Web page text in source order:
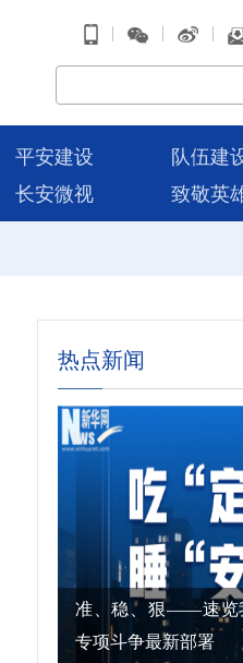
| | |
平安建设 队伍建
长安微视 致敬英
热点新闻
准、稳、狠——速览
专项斗争最新部署